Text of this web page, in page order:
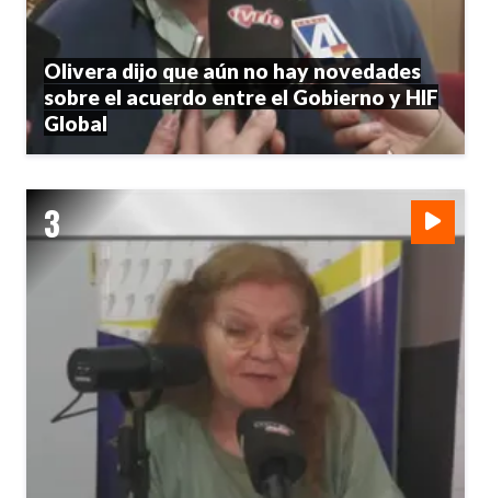
Olivera dijo que aún no hay novedades
sobre el acuerdo entre el Gobierno y HIF
Global